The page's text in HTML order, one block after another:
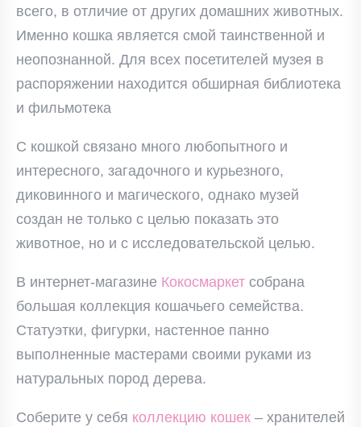
всего, в отличие от других домашних животных.
Именно кошка является смой таинственной и
неопознанной. Для всех посетителей музея в
распоряжении находится обширная библиотека
и фильмотека
С кошкой связано много любопытного и
интересного, загадочного и курьезного,
диковинного и магического, однако музей
создан не только с целью показать это
животное, но и с исследовательской целью.
В интернет-магазине Кокосмаркет собрана
большая коллекция кошачьего семейства.
Статуэтки, фигурки, настенное панно
выполненные мастерами своими руками из
натуральных пород дерева.
Соберите у себя коллекцию кошек – хранителей